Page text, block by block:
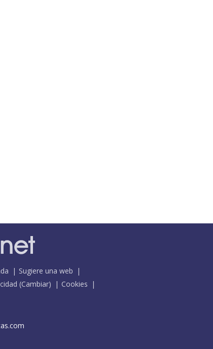
Sugiere una web
(Cambiar)
Cookies